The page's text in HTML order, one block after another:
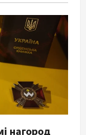
нагород